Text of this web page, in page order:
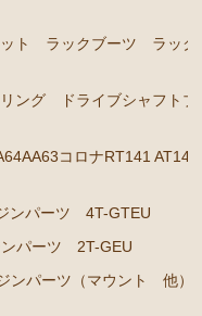
TA46 TA47 RA40
キット ラックブー
アリング ドライブ
コロナRT14
ット ラックブーツ ラック
ング ドライブシャフトブ
コロナRT141
ンパーツ 4T-GTEU
ンパーツ 2T-GEU
ンパーツ（マウント 他）